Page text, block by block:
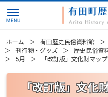
ホーム 有田歴史民俗資料館
刊行物・グッズ
歴史民俗資
5月
「改訂版」文化財マッ
「改訂版」文化